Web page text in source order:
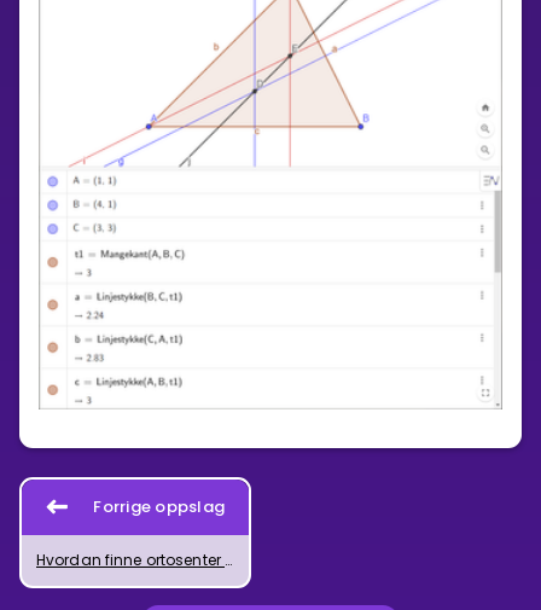
Forrige oppslag
Hvordan finne ortosenter og høyder med GeoGebra